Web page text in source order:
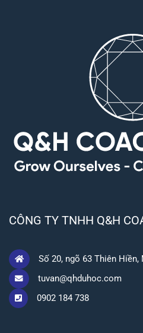
CÔNG TY TNHH Q&H
Số 20, ngõ 63 Thiên
tuvan@qhduhoc.com
0902 184 738